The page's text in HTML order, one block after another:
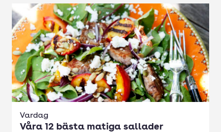
Vardag
Våra 12 bästa matiga sallader